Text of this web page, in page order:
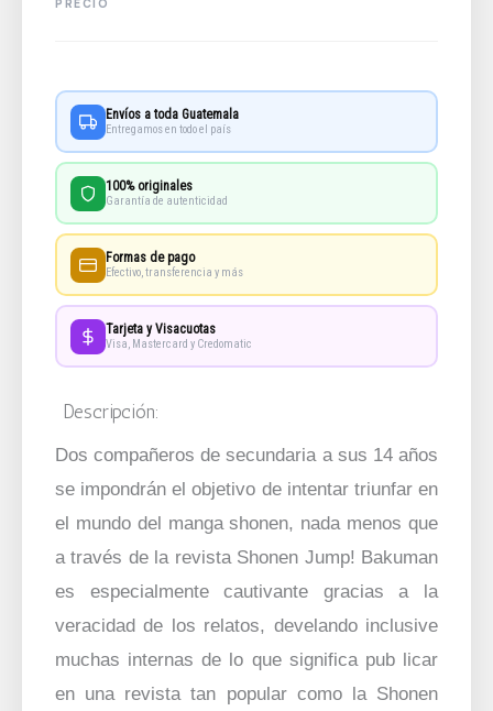
Envíos a toda Guatemala
Entregamos en todo el país
100% originales
Garantía de autenticidad
Formas de pago
Efectivo, transferencia y más
Tarjeta y Visacuotas
Visa, Mastercard y Credomatic
Descripción:
Dos compañeros de secundaria a sus 14 años
se impondrán el objetivo de intentar triunfar en
el mundo del manga shonen, nada menos que
a través de la revista Shonen Jump! Bakuman
es especialmente cautivante gracias a la
veracidad de los relatos, develando inclusive
muchas internas de lo que significa pub licar
en una revista tan popular como la Shonen